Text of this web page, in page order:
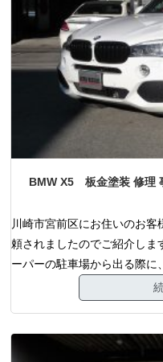
BMW X5 板金塗装 修理
川崎市宮前区にお住いのお
頼されましたのでご紹介しま
ーパーの駐車場から出る際に